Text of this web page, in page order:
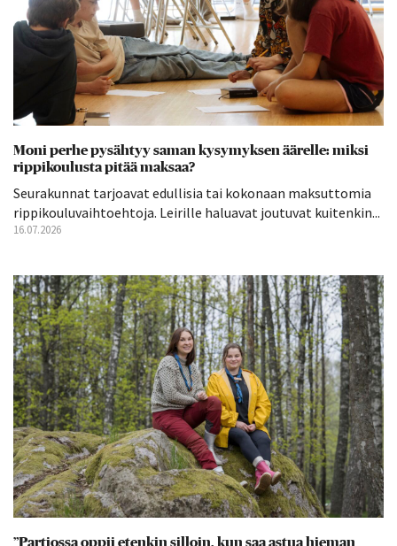
Moni perhe pysähtyy saman kysymyksen äärelle: miksi
rippikoulusta pitää maksaa?
Seurakunnat tarjoavat edullisia tai kokonaan maksuttomia
rippikouluvaihtoehtoja. Leirille haluavat joutuvat kuitenkin...
16.07.2026
”Partiossa oppii etenkin silloin, kun saa astua hieman